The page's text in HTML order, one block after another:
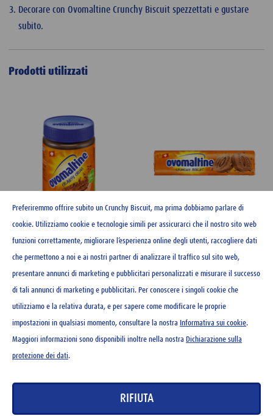
Decorare con Ovomaltine Crunchy Biscuit spezzettati e gustare
subito.
Prodotti utilizzati
Ovomaltine Crunchy Cream
400 g
Ovomaltine Crunchy Biscuit
250 g
CONTATTO
Preferiremmo offrire subito un Crunchy Biscuit, ma prima dobbiamo parlare di
cookie. Utilizziamo cookie e tecnologie simili per assicurarci che il nostro sito web
funzioni correttamente, migliorare l’esperienza online degli utenti, raccogliere dati
che permettono a noi e ai nostri partner di analizzare il traffico sul sito web,
presentare annunci di marketing e pubblicitari personalizzati e misurare il successo
di tali annunci di marketing e pubblicitari. Per conoscere i singoli cookie che
utilizziamo e la relativa durata, e per sapere come modificare le proprie
impostazioni in qualsiasi momento, consultare la nostra Informativa sui cookie.
Maggiori informazioni sono disponibili inoltre nella nostra Dichiarazione sulla
protezione dei dati.
RIFIUTA